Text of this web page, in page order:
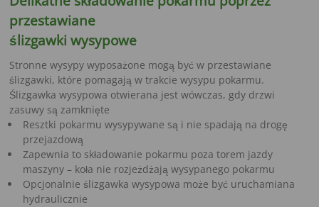
przestawiane
ślizgawki wysypowe
Stronne wysypy wyposażone mogą być w przestawiane
ślizgawki, które pomagają w trakcie wysypu pokarmu.
Ślizgawka wysypowa otwierana jest wówczas, gdy drzwi
zasuwy są zamknięte
Resztki pokarmu wysypywane są i nie spadają na drogę
przejazdową
Zapewnia to składowanie pokarmu poza torem jazdy
maszyny – koła nie rozjeżdżają wysypanego pokarmu
Opcjonalnie ślizgawka wysypowa może być uruchamiana
hydraulicznie